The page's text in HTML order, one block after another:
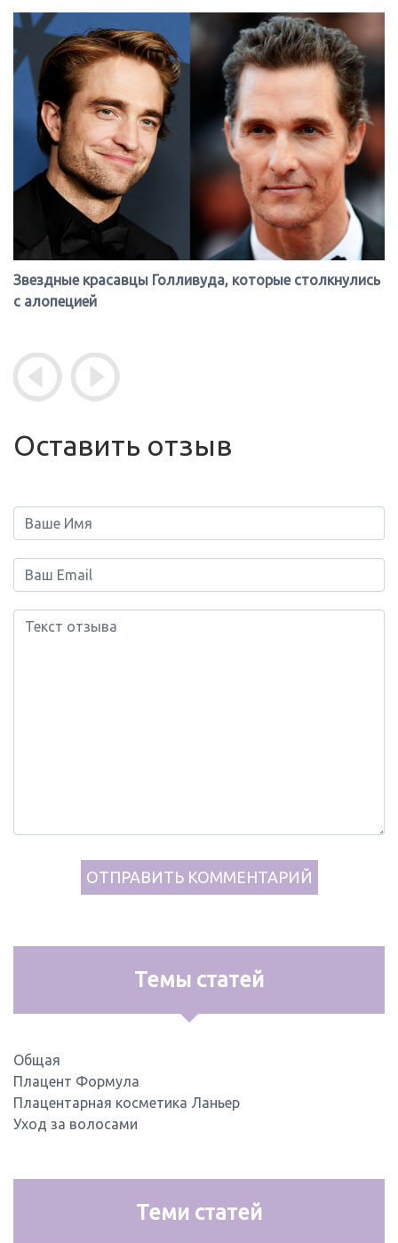
Звездные красавцы Голливуда, которые столкнулись
с алопецией
Оставить отзыв
Темы статей
Общая
Плацент Формула
Плацентарная косметика Ланьер
Уход за волосами
Теми статей